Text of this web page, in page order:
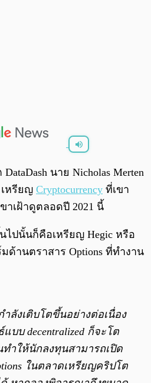
นาย Nicholas Merten
หรียญ Cryptocurrency ที่เขา
เฝ้าดูตลอดปี 2021 นี้
ไปนั้นก็คือเหรียญ Hegic หรือ
ด้านตราสาร Options ที่ทำงาน
ำลังเติบโตขึ้นอย่างต่อเนื่อง
บบ decentralized ก็จะโต
ทำให้นักลงทุนสามารถเปิด
ในตลาดเหรียญคริปโต